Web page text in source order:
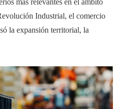
más relevantes en el ámbito
Industrial, el comercio
la expansión territorial, la